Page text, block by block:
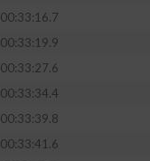
00:33:16.7
00:33:19.9
00:33:27.6
00:33:34.4
00:33:39.8
00:33:41.6